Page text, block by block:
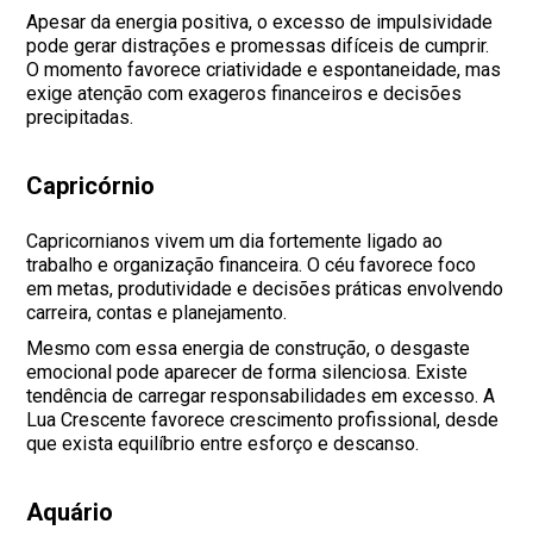
Apesar da energia positiva, o excesso de impulsividade
pode gerar distrações e promessas difíceis de cumprir.
O momento favorece criatividade e espontaneidade, mas
exige atenção com exageros financeiros e decisões
precipitadas.
Capricórnio
Capricornianos vivem um dia fortemente ligado ao
trabalho e organização financeira. O céu favorece foco
em metas, produtividade e decisões práticas envolvendo
carreira, contas e planejamento.
Mesmo com essa energia de construção, o desgaste
emocional pode aparecer de forma silenciosa. Existe
tendência de carregar responsabilidades em excesso. A
Lua Crescente favorece crescimento profissional, desde
que exista equilíbrio entre esforço e descanso.
Aquário